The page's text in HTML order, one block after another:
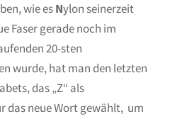
wie esNylon seinerzeit
Faser gerade noch im
20-sten
wurde, hat man den letzten
das „Z“ als
das neue Wort gewählt, um